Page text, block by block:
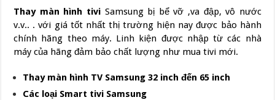
Thay màn hình tivi Samsung bị bể vỡ ,va đập, vô nước
v.v.. . với giá tốt nhất thị trường hiện nay được bảo hành
chính hãng theo máy. Linh kiện được nhập từ các nhà
máy của hãng đảm bảo chất lượng như mua tivi mới.
Thay màn hình TV Samsung 32 inch đến 65 inch
Các loại Smart tivi Samsung